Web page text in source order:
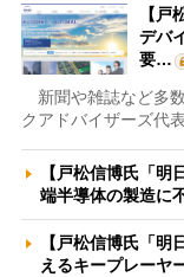
【
デバ
要…
新聞や雑誌など多
クアドバイザーズ代
【戸松信博氏「
端半導体の製造に
【戸松信博氏「
えるキープレー